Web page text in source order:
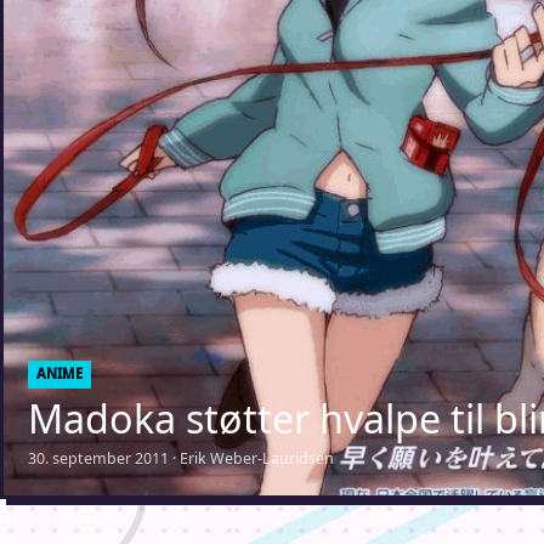
ANIME
Madoka støtter hvalpe til
30. september 2011 · Erik Weber-Lauridsen